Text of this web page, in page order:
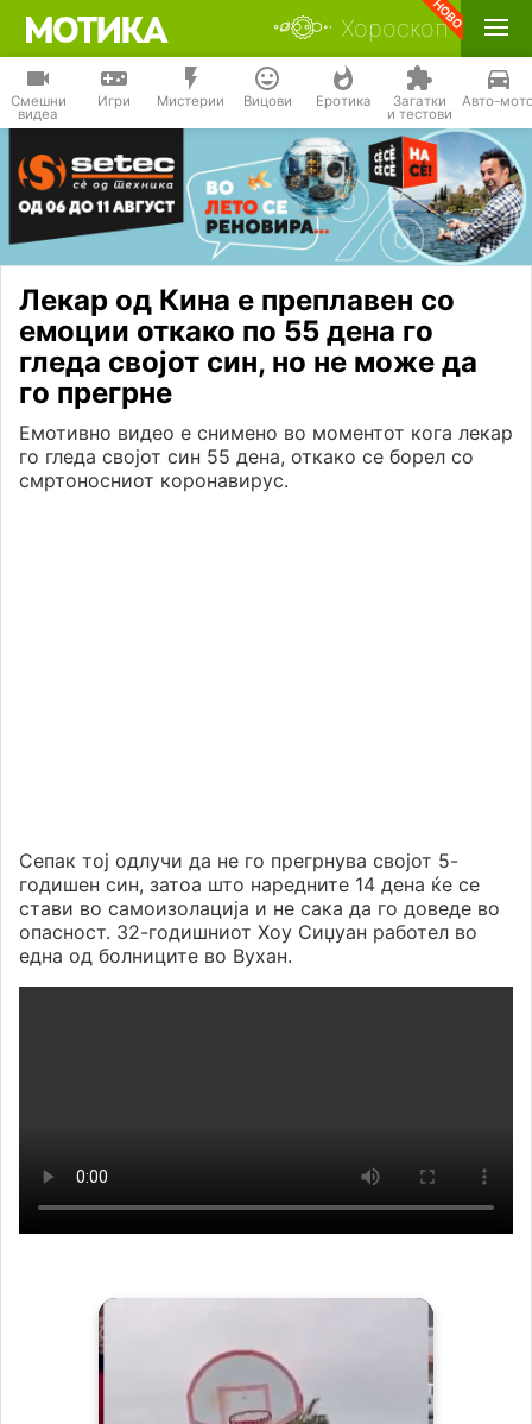
Хороскоп
Смешни
видеа
Игри Мистерии Вицови Еротика Загатки
и тестови
Авто-
Лекар од Кина е преплавен со
емоции откако по 55 дена го
гледа својот син, но не може да
го прегрне
Емотивно видео е снимено во моментот кога лекар
го гледа својот син 55 дена, откако се борел со
смртоносниот коронавирус.
Сепак тој одлучи да не го прегрнува својот 5-
годишен син, затоа што наредните 14 дена ќе се
стави во самоизолација и не сака да го доведе во
опасност. 32-годишниот Хоу Сиџуан работел во
една од болниците во Вухан.